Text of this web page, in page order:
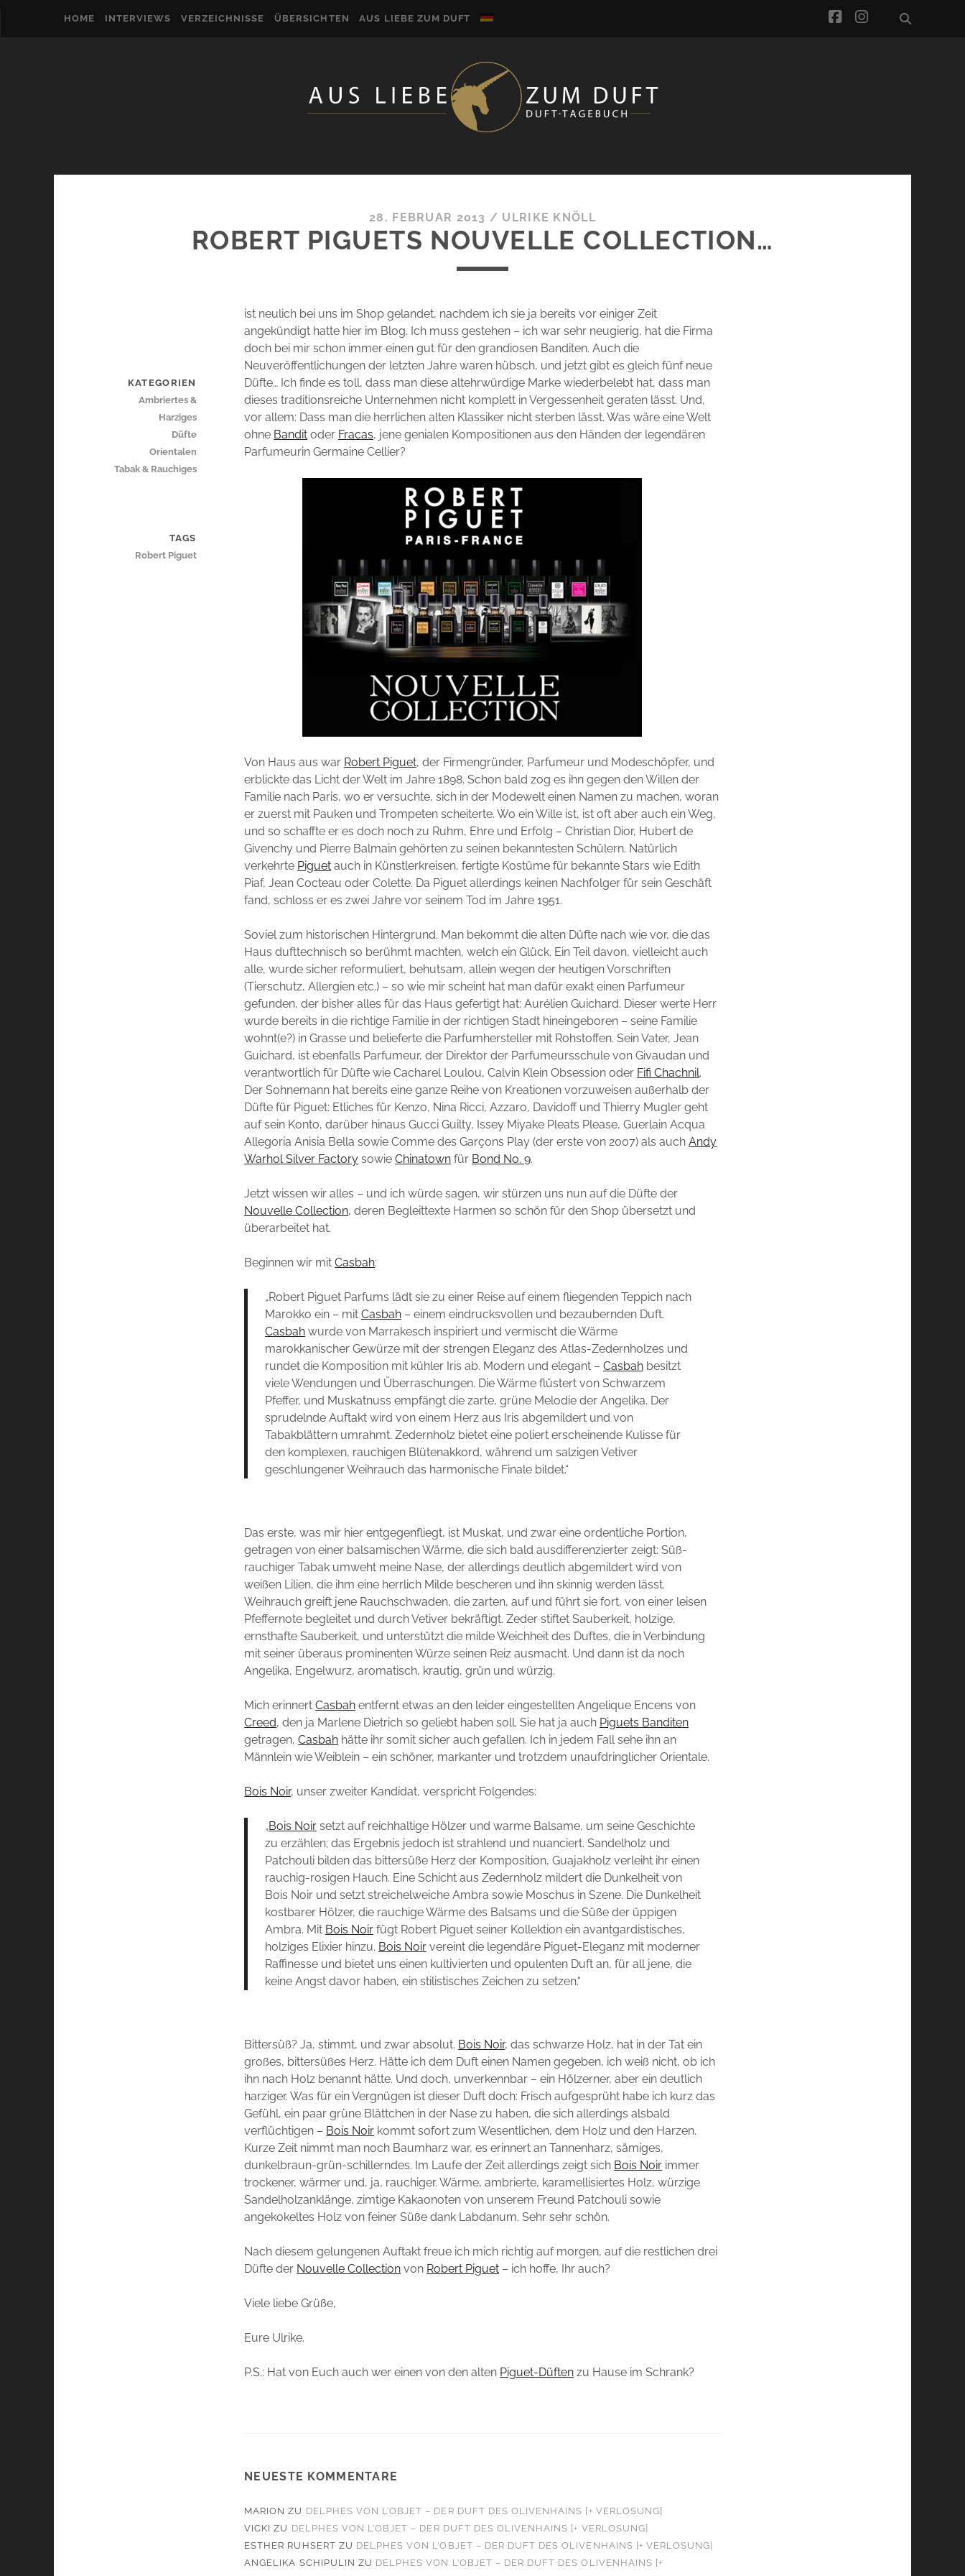
HOME INTERVIEWS VERZEICHNISSE ÜBERSICHTEN AUS LIEBE ZUM DUFT facebook
instagram
28. FEBRUAR 2013 / ULRIKE KNÖLL
ROBERT PIGUETS NOUVELLE COLLECTION…
ist neulich bei uns im Shop gelandet, nachdem ich sie ja bereits vor einiger Zeit
angekündigt hatte hier im Blog. Ich muss gestehen – ich war sehr neugierig, hat die Firma
doch bei mir schon immer einen gut für den grandiosen Banditen. Auch die
Neuveröffentlichungen der letzten Jahre waren hübsch, und jetzt gibt es gleich fünf neue
Düfte… Ich finde es toll, dass man diese altehrwürdige Marke wiederbelebt hat, dass man
dieses traditionsreiche Unternehmen nicht komplett in Vergessenheit geraten lässt. Und,
vor allem: Dass man die herrlichen alten Klassiker nicht sterben lässt. Was wäre eine Welt
ohne Bandit oder Fracas, jene genialen Kompositionen aus den Händen der legendären
Parfumeurin Germaine Cellier?
Von Haus aus war Robert Piguet, der Firmengründer, Parfumeur und Modeschöpfer, und
erblickte das Licht der Welt im Jahre 1898. Schon bald zog es ihn gegen den Willen der
Familie nach Paris, wo er versuchte, sich in der Modewelt einen Namen zu machen, woran
er zuerst mit Pauken und Trompeten scheiterte. Wo ein Wille ist, ist oft aber auch ein Weg,
und so schaffte er es doch noch zu Ruhm, Ehre und Erfolg – Christian Dior, Hubert de
Givenchy und Pierre Balmain gehörten zu seinen bekanntesten Schülern. Natürlich
verkehrte Piguet auch in Künstlerkreisen, fertigte Kostüme für bekannte Stars wie Edith
Piaf, Jean Cocteau oder Colette. Da Piguet allerdings keinen Nachfolger für sein Geschäft
fand, schloss er es zwei Jahre vor seinem Tod im Jahre 1951.
Soviel zum historischen Hintergrund. Man bekommt die alten Düfte nach wie vor, die das
Haus dufttechnisch so berühmt machten, welch ein Glück. Ein Teil davon, vielleicht auch
alle, wurde sicher reformuliert, behutsam, allein wegen der heutigen Vorschriften
(Tierschutz, Allergien etc.) – so wie mir scheint hat man dafür exakt einen Parfumeur
gefunden, der bisher alles für das Haus gefertigt hat: Aurélien Guichard. Dieser werte Herr
wurde bereits in die richtige Familie in der richtigen Stadt hineingeboren – seine Familie
wohnt(e?) in Grasse und belieferte die Parfumhersteller mit Rohstoffen. Sein Vater, Jean
Guichard, ist ebenfalls Parfumeur, der Direktor der Parfumeursschule von Givaudan und
verantwortlich für Düfte wie Cacharel Loulou, Calvin Klein Obsession oder Fifi Chachnil.
Der Sohnemann hat bereits eine ganze Reihe von Kreationen vorzuweisen außerhalb der
Düfte für Piguet: Etliches für Kenzo, Nina Ricci, Azzaro, Davidoff und Thierry Mugler geht
auf sein Konto, darüber hinaus Gucci Guilty, Issey Miyake Pleats Please, Guerlain Acqua
Allegoria Anisia Bella sowie Comme des Garçons Play (der erste von 2007) als auchAndy
Warhol Silver Factory sowieChinatown für Bond No. 9.
Jetzt wissen wir alles – und ich würde sagen, wir stürzen uns nun auf die Düfte der
Nouvelle Collection, deren Begleittexte Harmen so schön für den Shop übersetzt und
überarbeitet hat.
Beginnen wir mitCasbah:
„Robert Piguet Parfums lädt sie zu einer Reise auf einem fliegenden Teppich nach
Marokko ein – mit Casbah– einem eindrucksvollen und bezaubernden Duft.
Casbahwurde von Marrakesch inspiriert und vermischt die Wärme
marokkanischer Gewürze mit der strengen Eleganz des Atlas-Zedernholzes und
rundet die Komposition mit kühler Iris ab. Modern und elegant – Casbahbesitzt
viele Wendungen und Überraschungen. Die Wärme flüstert von Schwarzem
Pfeffer, und Muskatnuss empfängt die zarte, grüne Melodie der Angelika. Der
sprudelnde Auftakt wird von einem Herz aus Iris abgemildert und von
Tabakblättern umrahmt. Zedernholz bietet eine poliert erscheinende Kulisse für
den komplexen, rauchigen Blütenakkord, während um salzigen Vetiver
geschlungener Weihrauch das harmonische Finale bildet.“
Das erste, was mir hier entgegenfliegt, ist Muskat, und zwar eine ordentliche Portion,
getragen von einer balsamischen Wärme, die sich bald ausdifferenzierter zeigt: Süß-
rauchiger Tabak umweht meine Nase, der allerdings deutlich abgemildert wird von
weißen Lilien, die ihm eine herrlich Milde bescheren und ihn skinnig werden lässt.
Weihrauch greift jene Rauchschwaden, die zarten, auf und führt sie fort, von einer leisen
Pfeffernote begleitet und durch Vetiver bekräftigt. Zeder stiftet Sauberkeit, holzige,
ernsthafte Sauberkeit, und unterstützt die milde Weichheit des Duftes, die in Verbindung
mit seiner überaus prominenten Würze seinen Reiz ausmacht. Und dann ist da noch
Angelika, Engelwurz, aromatisch, krautig, grün und würzig.
Mich erinnertCasbah entfernt etwas an den leider eingestellten Angelique Encens von
Creed, den ja Marlene Dietrich so geliebt haben soll. Sie hat ja auch Piguets Banditen
getragen,Casbah hätte ihr somit sicher auch gefallen. Ich in jedem Fall sehe ihn an
Männlein wie Weiblein – ein schöner, markanter und trotzdem unaufdringlicher Orientale.
Bois Noir, unser zweiter Kandidat, verspricht Folgendes:
„Bois Noirsetzt auf reichhaltige Hölzer und warme Balsame, um seine Geschichte
zu erzählen; das Ergebnis jedoch ist strahlend und nuanciert. Sandelholz und
Patchouli bilden das bittersüße Herz der Komposition, Guajakholz verleiht ihr einen
rauchig-rosigen Hauch. Eine Schicht aus Zedernholz mildert die Dunkelheit von
Bois Noir und setzt streichelweiche Ambra sowie Moschus in Szene. Die Dunkelheit
kostbarer Hölzer, die rauchige Wärme des Balsams und die Süße der üppigen
Ambra. Mit Bois Noirfügt Robert Piguet seiner Kollektion ein avantgardistisches,
holziges Elixier hinzu. Bois Noirvereint die legendäre Piguet-Eleganz mit moderner
Raffinesse und bietet uns einen kultivierten und opulenten Duft an, für all jene, die
keine Angst davor haben, ein stilistisches Zeichen zu setzen.“
Bittersüß? Ja, stimmt, und zwar absolut. Bois Noir, das schwarze Holz, hat in der Tat ein
großes, bittersüßes Herz. Hätte ich dem Duft einen Namen gegeben, ich weiß nicht, ob ich
ihn nach Holz benannt hätte. Und doch, unverkennbar – ein Hölzerner, aber ein deutlich
harziger. Was für ein Vergnügen ist dieser Duft doch: Frisch aufgesprüht habe ich kurz das
Gefühl, ein paar grüne Blättchen in der Nase zu haben, die sich allerdings alsbald
verflüchtigen – Bois Noir kommt sofort zum Wesentlichen, dem Holz und den Harzen.
Kurze Zeit nimmt man noch Baumharz war, es erinnert an Tannenharz, sämiges,
dunkelbraun-grün-schillerndes. Im Laufe der Zeit allerdings zeigt sich Bois Noir immer
trockener, wärmer und, ja, rauchiger. Wärme, ambrierte, karamellisiertes Holz, würzige
Sandelholzanklänge, zimtige Kakaonoten von unserem Freund Patchouli sowie
angekokeltes Holz von feiner Süße dank Labdanum. Sehr sehr schön.
Nach diesem gelungenen Auftakt freue ich mich richtig auf morgen, auf die restlichen drei
Düfte der Nouvelle Collection von Robert Piguet – ich hoffe, Ihr auch?
Viele liebe Grüße,
Eure Ulrike.
P.S.: Hat von Euch auch wer einen von den alten Piguet-Düften zu Hause im Schrank?
NEUESTE KOMMENTARE
MARION ZU DELPHES VON L’OBJET – DER DUFT DES OLIVENHAINS [+ VERLOSUNG]
VICKI ZU DELPHES VON L’OBJET – DER DUFT DES OLIVENHAINS [+ VERLOSUNG]
ESTHER RUHSERT ZU DELPHES VON L’OBJET – DER DUFT DES OLIVENHAINS [+ VERLOSUNG]
ANGELIKA SCHIPULIN ZU DELPHES VON L’OBJET – DER DUFT DES OLIVENHAINS [+
KATEGORIEN
Ambriertes &
Harziges
Düfte
Orientalen
Tabak & Rauchiges
TAGS
Robert Piguet